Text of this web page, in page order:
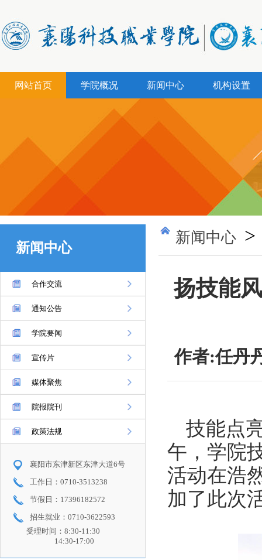
网站首页 学院概况 新闻中心 机构设置
新闻中心
合作交流
通知公告
学院要闻
宣传片
媒体聚焦
院报院刊
政策法规
襄阳市东津新区东津大道6号
工作日：0710-3513238
节假日：17396182572
招生就业：0710-3622593
受理时间：8:30-11:30
14:30-17:00
新闻中心 >
扬技能
作者:任
技能点
午，学院
活动在浩
加了此次